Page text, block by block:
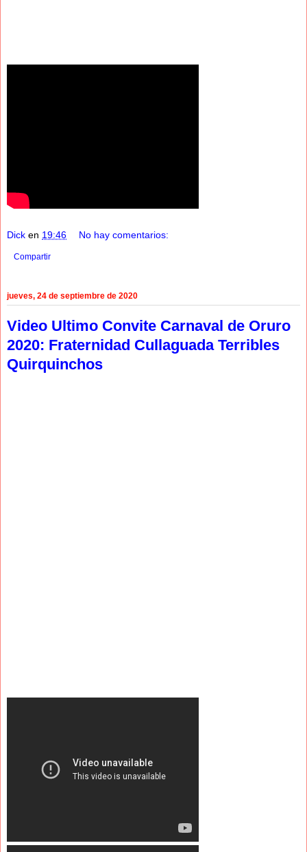
Dick en 19:46 No hay comentarios:
Compartir
jueves, 24 de septiembre de 2020
Video Ultimo Convite Carnaval de Oruro
2020: Fraternidad Cullaguada Terribles
Quirquinchos